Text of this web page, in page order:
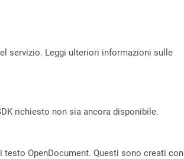
servizio. Leggi ulteriori informazioni sulle
richiesto non sia ancora disponibile.
OpenDocument. Questi sono creati con